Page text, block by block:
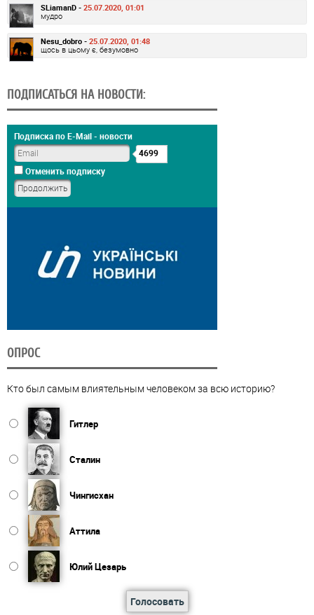
SLiamanD - 25.07.2020, 01:01
мудро
Nesu_dobro - 25.07.2020, 01:48
щось в цьому є, безумовно
ПОДПИСАТЬСЯ НА НОВОСТИ:
Подписка по E-Mail - новости
4699
Отменить подписку
ОПРОС
Кто был самым влиятельным человеком за всю историю?
Гитлер
Сталин
Чингисхан
Аттила
Юлий Цезарь
Голосовать